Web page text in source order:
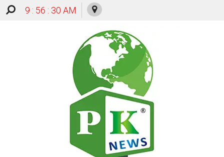
9 : 56 : 30 AM